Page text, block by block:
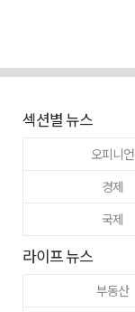
섹션별 뉴스
오피니언
경제
국제
라이프 뉴스
부동산